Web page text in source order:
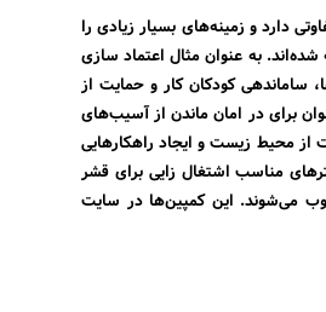
دارد و زمینه‌های بسیار زیادی را
به عنوان مثال اعتماد سازی
ساماندهی کودکان کار و حمایت از
برای در امان ماندن از آسیب‌های
از محیط زیست و ایجاد راهکارهایی
مناسب اشتغال زایی برای قشر
می‌شوند. این کمپین‌ها در سایت